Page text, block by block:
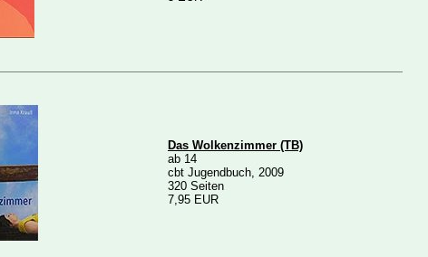
Das Wolkenzimmer (TB)
ab 14
cbt Jugendbuch, 2009
320 Seiten
7,95 EUR